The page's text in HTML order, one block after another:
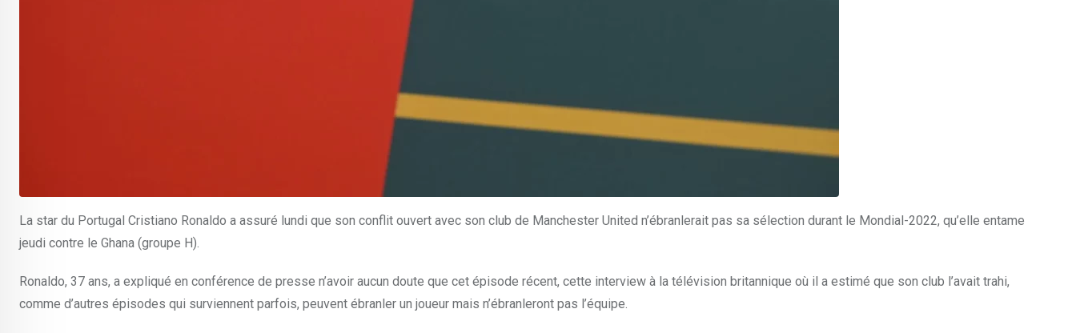
La star du Portugal Cristiano Ronaldo a assuré lundi que son conflit ouvert avec son club de Manchester United n’ébranlerait pas sa sélection durant le Mondial-2022, qu’elle entame
jeudi contre le Ghana (groupe H).
Ronaldo, 37 ans, a expliqué en conférence de presse n’avoir aucun doute que cet épisode récent, cette interview à la télévision britannique où il a estimé que son club l’avait trahi,
comme d’autres épisodes qui surviennent parfois, peuvent ébranler un joueur mais n’ébranleront pas l’équipe.